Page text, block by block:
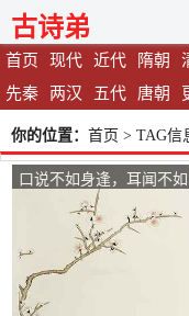
首页 现代 近代 隋朝
先秦
两汉 五代 唐朝
古诗弟
你的位置： 首页 > TAG信
口说不如身逢，耳闻不
见。_【明朝】_【增广贤